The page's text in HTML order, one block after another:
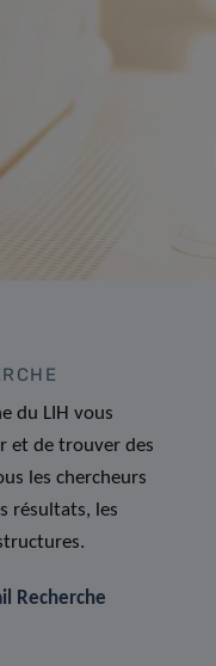
du LIH vous
et de trouver des
les chercheurs
résultats, les
Recherche